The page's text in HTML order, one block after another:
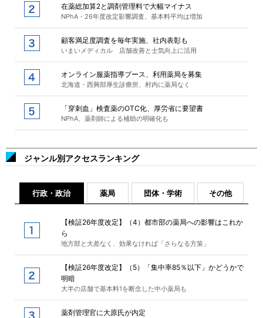
在薬総加算2と調剤管理料で大幅マイナス
NPhA・26年度改定影響調査、基本料平均は増加
顧客満足度調査を毎年実施、社内表彰も
いまいメディカル 店舗改善と士気向上に活用
オンライン服薬指導ブース、利用薬局を募集
北海道・西興部厚生診療所、村内に薬局なく
「穿刺血」検査薬のOTC化、厚労省に要望書
NPhA、薬剤師による補助の明確化も
ジャンル別アクセスランキング
行政・政治 薬局 団体・学術 その他
【検証26年度改定】（4）都市部の薬局への影響はこれか
ら
地方部と大差なく、効果なければ「さらなる方策」
【検証26年度改定】（5）「集中率85％以下」かどうかで
明暗
大半の店舗で基本料1を断念した中小薬局も
薬剤管理官に大原氏が内定